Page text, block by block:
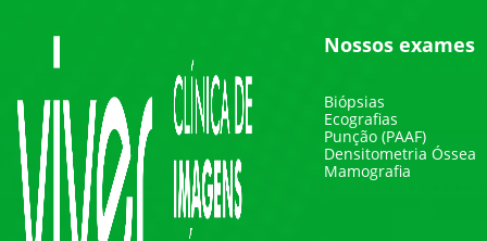
Nossos exames
Biópsias
Ecografias
Punção (PAAF)
Densitometria Óssea
Mamografia